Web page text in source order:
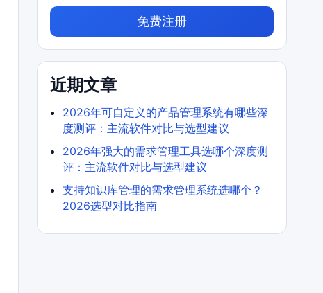
免费注册
近期文章
2026年可自定义的产品管理系统有哪些深
度测评：主流软件对比与选型建议
2026年强大的需求管理工具选哪个深度测
评：主流软件对比与选型建议
支持知识库管理的需求管理系统选哪个？
2026选型对比指南